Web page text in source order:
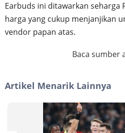
Earbuds ini ditawarkan seharga
harga yang cukup menjanjikan
vendor papan atas.
Baca sumber
Artikel Menarik Lainnya